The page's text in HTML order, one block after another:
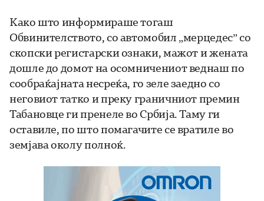
Како што информираше тогаш
Обвинителството, со автомобил „мерцедес” со
скопски регистарски ознаки, мажот и жената
дошле до домот на осомничениот веднаш по
сообраќајната несреќа, го зеле заедно со
неговиот татко и преку граничниот премин
Табановце ги пренеле во Србија. Таму ги
оставиле, по што помагачите се вратиле во
земјава околу полноќ.